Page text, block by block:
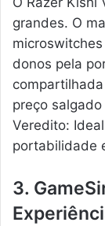
grandes. O
donos pela
preço
Veredito:
portabilidade
3.